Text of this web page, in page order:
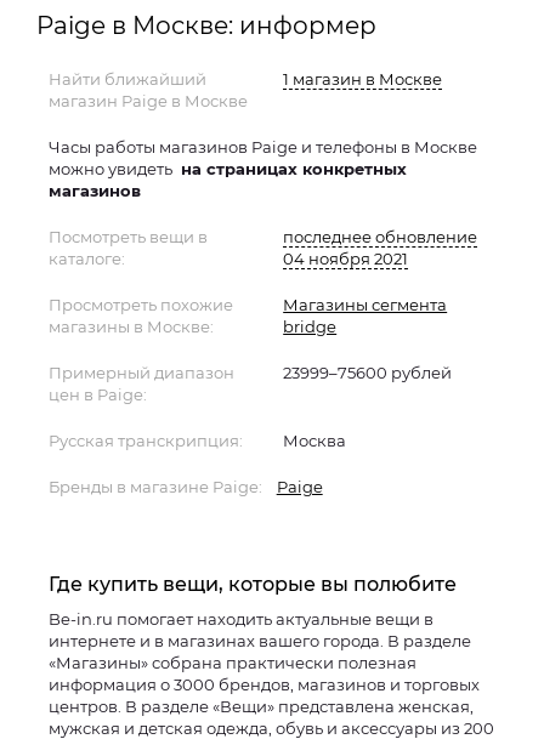
Paige в Москве: информер
Найти ближайший
магазин Paige в Москве
1 магазин в Москве
Часы работы магазинов Paige и телефоны в Москве
можно увидеть на страницах конкретных
магазинов
Посмотреть вещи в
каталоге:
последнее обновление
04 ноября 2021
Просмотреть похожие
магазины в Москве:
Магазины сегмента
bridge
Примерный диапазон
цен в Paige:
23999–75600 рублей
Русская транскрипция: Москва
Бренды в магазине Paige: Paige
Где купить вещи, которые вы полюбите
Be-in.ru помогает находить актуальные вещи в
интернете и в магазинах вашего города. В разделе
«Магазины» собрана практически полезная
информация о 3000 брендов, магазинов и торговых
центров. В разделе «Вещи» представлена женская,
мужская и детская одежда, обувь и аксессуары из 200